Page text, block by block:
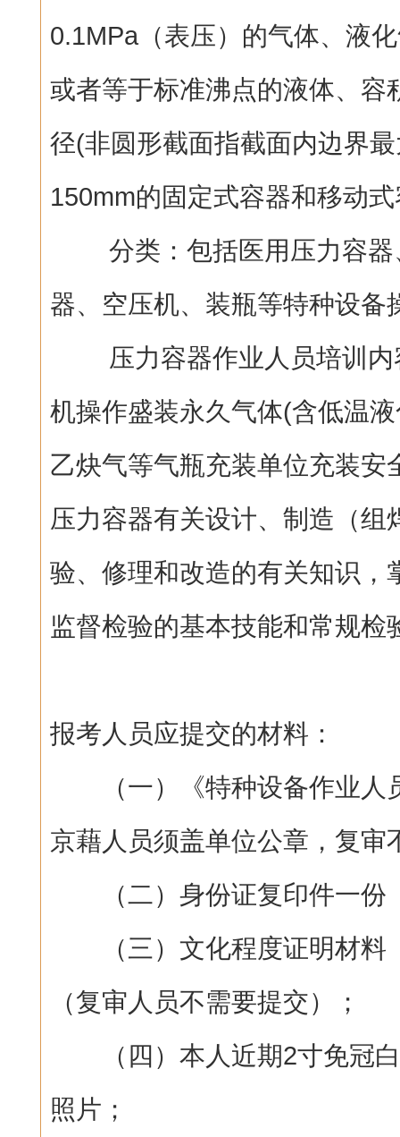
0.1MPa（表压）的气体、液
或者等于标准沸点的液体、容
径(非圆形截面指截面内边界
150mm的固定式容器和移动
分类：包括医用压力容器
器、空压机、装瓶等特种设备
压力容器作业人员培训内
机操作盛装永久气体(含低温
乙炔气等气瓶充装单位充装安
压力容器有关设计、制造（组
验、修理和改造的有关知识，
监督检验的基本技能和常规检
报考人员应提交的材料：
（一）《特种设备作业人
京藉人员须盖单位公章，复审
（二）身份证复印件一份
（三）文化程度证明材料
（复审人员不需要提交）；
（四）本人近期2寸免冠白
照片；